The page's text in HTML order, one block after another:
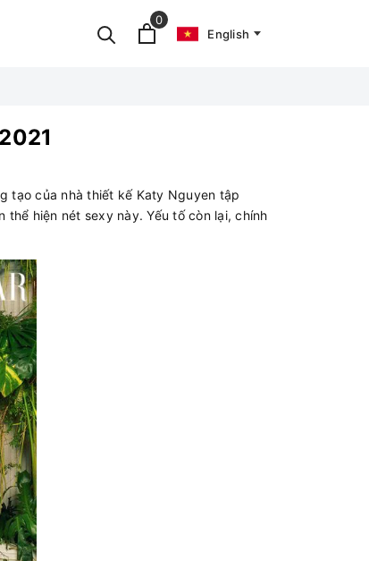
0
English
tạo của nhà thiết kế Katy Nguyen tập
hiện nét sexy này. Yếu tố còn lại, chính